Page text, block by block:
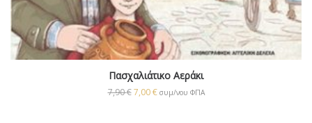
Πασχαλιάτικο Αεράκι
7,90€ 7,00€ συμ/νου ΦΠΑ